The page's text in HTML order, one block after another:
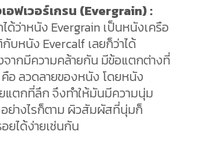
อฟเวอร์เกรน (Evergrain) :
ได้ว่าหนัง Evergrain เป็นหนังเครือ
บหนัง Evercalf เลยก็ว่าได้
จากมีความคล้ายกัน มีข้อแตกต่างที่
อ ลวดลายของหนัง โดยหนัง
แตกที่ลึก จึงทำให้มันมีความนุ่ม
อย่างไรก็ตาม ผิวสัมผัสที่นุ่มก็
ยได้ง่ายเช่นกัน